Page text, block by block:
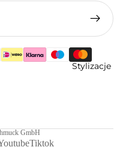
Stylizacje
GmbH
Tiktok